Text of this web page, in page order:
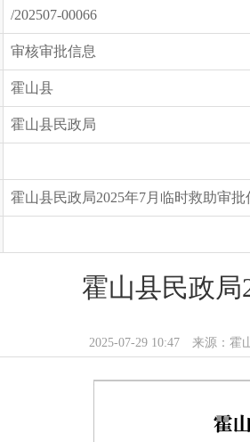
/202507-00066
审核审批信息
霍山县
霍山县民政局
霍山县民政局2025年7月临时救助审批
霍山县民政局
2025-07-29 10:47 来源：霍